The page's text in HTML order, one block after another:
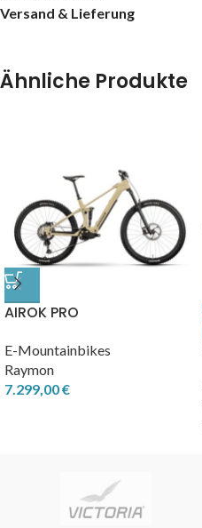
Versand & Lieferung
Ähnliche Produkte
AIROK PRO
E-Mountainbikes
Raymon
7.299,00€